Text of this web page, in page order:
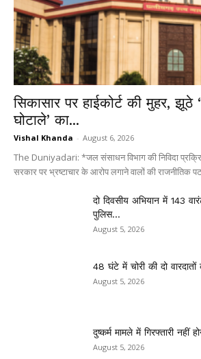
सिकासार पर हाईकोर्ट की मुहर, झूठे
घोटाले’ का...
Vishal Khanda - August 6, 2026
The Duniyadari: *जल संसाधन विभाग की निविदा
सरकार पर भ्रष्टाचार के आरोप लगाने वालों की राजनीतिक
दो दिवसीय अभियान में 143
पुलिस...
August 5, 2026
48 घंटे में चोरी की दो
August 5, 2026
दुष्कर्म मामले में गिरफ्तारी नहीं
August 5, 2026